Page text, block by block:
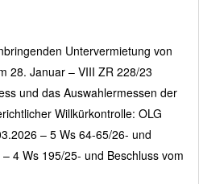
Untervermietung von
28. Januar – VIII ZR 228/23
und das Auswahlermessen der
Willkürkontrolle: OLG
– 5 Ws 64-65/26- und
4 Ws 195/25- und Beschluss vom